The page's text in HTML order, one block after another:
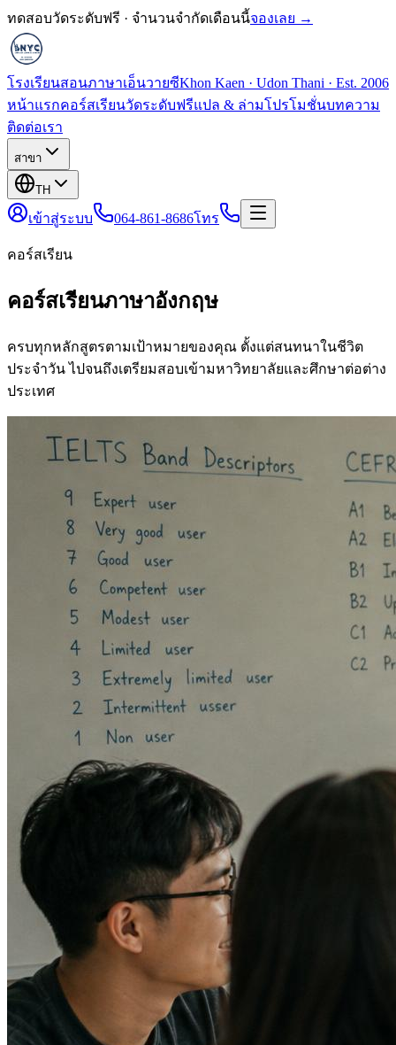
ทดสอบวัดระดับฟรี · จำนวนจำกัดเดือนนี้จองเลย →
โรงเรียนสอนภาษาเอ็นวายซีKhon Kaen · Udon Thani · Est. 2006
หน้าแรกคอร์สเรียนวัดระดับฟรีแปล & ล่ามโปรโมชั่นบทความ
ติดต่อเรา
สาขา
TH
เข้าสู่ระบบ 064-861-8686โทร
คอร์สเรียน
คอร์สเรียนภาษาอังกฤษ
ครบทุกหลักสูตรตามเป้าหมายของคุณ ตั้งแต่สนทนาในชีวิต
ประจำวัน ไปจนถึงเตรียมสอบเข้ามหาวิทยาลัยและศึกษาต่อต่าง
ประเทศ